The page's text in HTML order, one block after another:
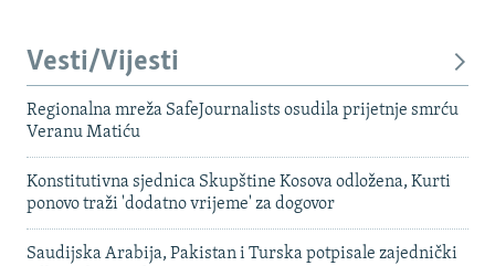
Vesti/Vijesti
Regionalna mreža SafeJournalists osudila prijetnje smrću
Veranu Matiću
Konstitutivna sjednica Skupštine Kosova odložena, Kurti
ponovo traži 'dodatno vrijeme' za dogovor
Saudijska Arabija, Pakistan i Turska potpisale zajednički